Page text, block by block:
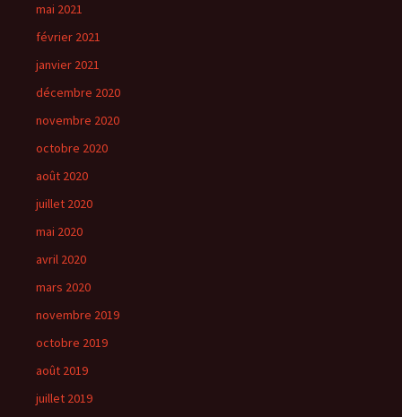
mai 2021
février 2021
janvier 2021
décembre 2020
novembre 2020
octobre 2020
août 2020
juillet 2020
mai 2020
avril 2020
mars 2020
novembre 2019
octobre 2019
août 2019
juillet 2019